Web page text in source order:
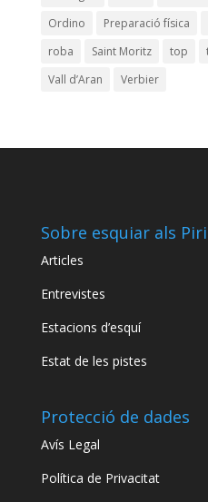
Ordino
Preparació física
roba
Saint Moritz top
Vall d’Aran
Verbier
Sobre esquiar als
Articles
Entrevistes
Estacions d’esquí
Estat de les pistes
Protecció de dades
Avís Legal
Política de Privacitat